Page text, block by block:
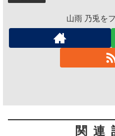
山雨 乃兎を
関連